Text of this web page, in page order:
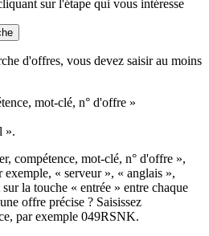
sur l'étape qui vous intéresse
d'offres, vous devez saisir au moins
mot-clé, n° d'offre »
».
compétence, mot-clé, n° d'offre »,
exemple, « serveur », « anglais »,
la touche « entrée » entre chaque
offre précise ? Saisissez
par exemple 049RSNK.